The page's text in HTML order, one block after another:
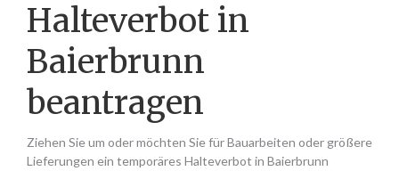
Halteverbot in
Baierbrunn
beantragen
Ziehen Sie um oder möchten Sie für Bauarbeiten oder größere
Lieferungen ein temporäres Halteverbot in Baierbrunn